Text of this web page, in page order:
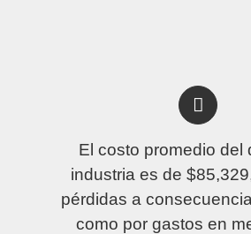
El costo promedio del
industria es de
pérdidas a
como por gastos en